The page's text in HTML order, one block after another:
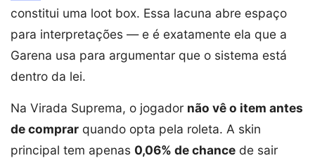
constitui uma loot box. Essa lacuna abre espaço
para interpretações — e é exatamente ela que a
Garena usa para argumentar que o sistema está
dentro da lei.
Na Virada Suprema, o jogador não vê o item antes
de comprar quando opta pela roleta. A skin
principal tem apenas 0,06% de chance de sair